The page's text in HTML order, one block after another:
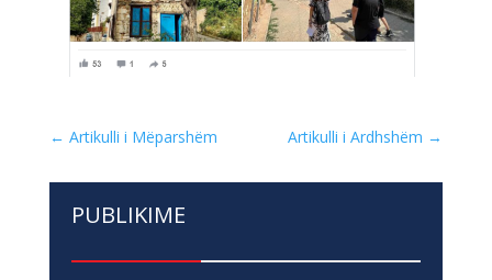
← Artikulli i Mëparshëm Artikulli i Ardhshëm →
PUBLIKIME